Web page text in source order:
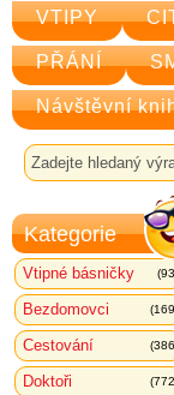
VTIPY
PŘÁNÍ
Návštěvní
Kategorie
Vtipné básničky
Bezdomovci
Cestování
Doktoři